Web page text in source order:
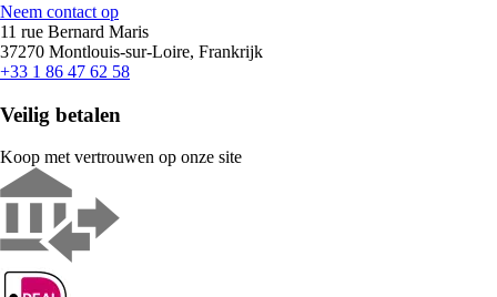
Neem contact op
11 rue Bernard Maris
37270 Montlouis-sur-Loire, Frankrijk
+33 1 86 47 62 58
Veilig betalen
Koop met vertrouwen op onze site